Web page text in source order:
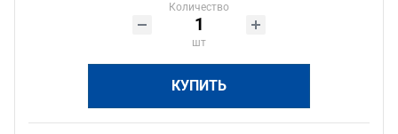
Количество
шт
КУПИТЬ